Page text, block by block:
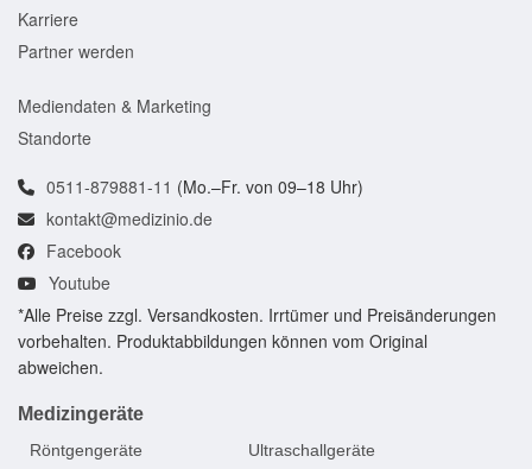
Karriere
Partner werden
Mediendaten & Marketing
Standorte
0511-879881-11 (Mo.–Fr. von 09–18 Uhr)
kontakt@medizinio.de
Facebook
Youtube
*Alle Preise zzgl. Versandkosten. Irrtümer und Preisänderungen
vorbehalten. Produktabbildungen können vom Original
abweichen.
Medizingeräte
Röntgengeräte
Ultraschallgeräte